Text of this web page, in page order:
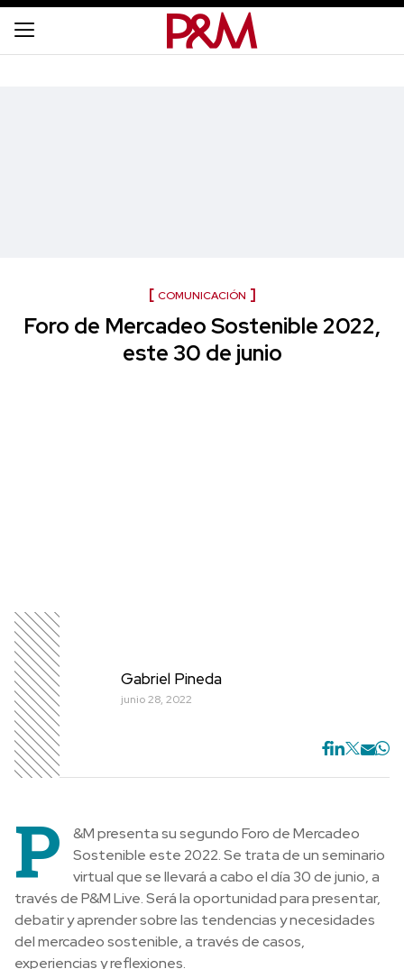
COMUNICACIÓN
Foro de Mercadeo Sostenible 2022,
este 30 de junio
Gabriel Pineda
junio 28, 2022
P
&M presenta su segundo Foro de Mercadeo
Sostenible este 2022. Se trata deun seminario
virtual que se llevará a cabo el día 30 de junio, a
través de P&M Live. Será la oportunidad para presentar,
debatir y aprender sobre las tendencias y necesidades
del mercadeo sostenible, a través de casos,
experiencias y reflexiones.